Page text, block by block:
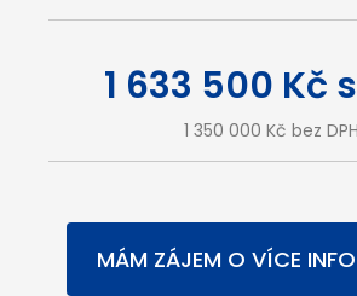
1 633 500 Kč
1 350 000 Kč bez DPH
MÁM ZÁJEM O VÍCE